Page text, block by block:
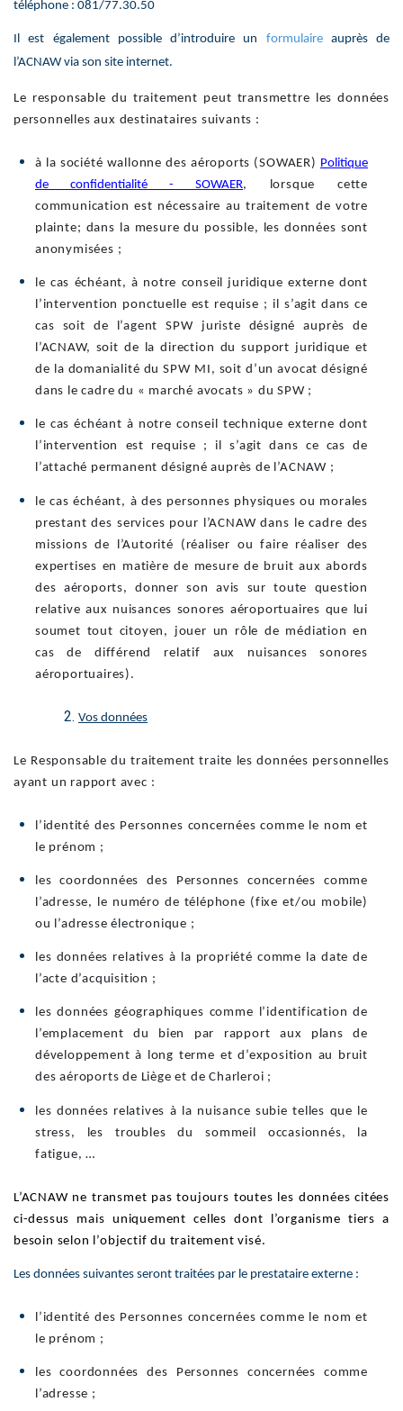
téléphone : 081/77.30.50
Il est également possible d’introduire un formulaireauprès de
l’ACNAW via son site internet.
Le responsable du traitement peut transmettre les données
personnelles aux destinataires suivants :
à la société wallonne des aéroports (SOWAER) Politique
de confidentialité - SOWAER, lorsque cette
communication est nécessaire au traitement de votre
plainte; dans la mesure du possible, les données sont
anonymisées ;
le cas échéant, à notre conseil juridique externe dont
l’intervention ponctuelle est requise ; il s’agit dans ce
cas soit de l’agent SPW juriste désigné auprès de
l’ACNAW, soit de la direction du support juridique et
de la domanialité du SPW MI, soit d’un avocat désigné
dans le cadre du « marché avocats » du SPW ;
le cas échéant à notre conseil technique externe dont
l’intervention est requise ; il s’agit dans ce cas de
l’attaché permanent désigné auprès de l’ACNAW ;
le cas échéant, à des personnes physiques ou morales
prestant des services pour l’ACNAW dans le cadre des
missions de l’Autorité (réaliser ou faire réaliser des
expertises en matière de mesure de bruit aux abords
des aéroports, donner son avis sur toute question
relative aux nuisances sonores aéroportuaires que lui
soumet tout citoyen, jouer un rôle de médiation en
cas de différend relatif aux nuisances sonores
aéroportuaires).
Vos données
Le Responsable du traitement traite les données personnelles
ayant un rapport avec :
l’identité des Personnes concernées comme le nom et
le prénom ;
les coordonnées des Personnes concernées comme
l’adresse, le numéro de téléphone (fixe et/ou mobile)
ou l’adresse électronique ;
les données relatives à la propriété comme la date de
l’acte d’acquisition ;
les données géographiques comme l’identification de
l’emplacement du bien par rapport aux plans de
développement à long terme et d’exposition au bruit
des aéroports de Liège et de Charleroi ;
les données relatives à la nuisance subie telles que le
stress, les troubles du sommeil occasionnés, la
fatigue, …
L’ACNAW ne transmet pas toujours toutes les données citées
ci-dessus mais uniquement celles dont l’organisme tiers a
besoin selon l’objectif du traitement visé.
Les données suivantes seront traitées par le prestataire externe :
l’identité des Personnes concernées comme le nom et
le prénom ;
les coordonnées des Personnes concernées comme
l’adresse ;